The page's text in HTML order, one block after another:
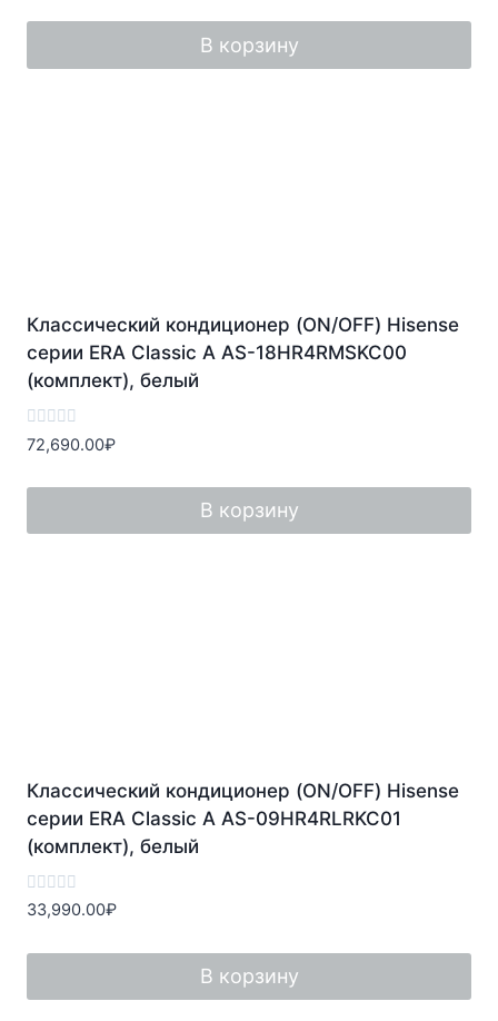
5
В корзину
Классический кондиционер (ON/OFF) Hisense
серии ERA Classic A AS-18HR4RMSKC00
(комплект), белый
Оценка
0
5
72,690.00₽
В корзину
Классический кондиционер (ON/OFF) Hisense
серии ERA Classic A AS-09HR4RLRKC01
(комплект), белый
Оценка
0
5
33,990.00₽
В корзину